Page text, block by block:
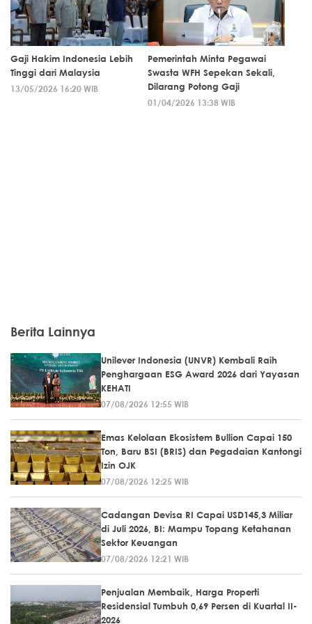
Gaji Hakim Indonesia Lebih
Tinggi dari Malaysia
13/05/2026 16:20 WIB
Pemerintah Minta Pegawai
Swasta WFH Sepekan Sekali,
Dilarang Potong Gaji
01/04/2026 13:38 WIB
Berita Lainnya
Unilever Indonesia (UNVR) Kembali Raih
Penghargaan ESG Award 2026 dari Yayasan
KEHATI
07/08/2026 12:55 WIB
Emas Kelolaan Ekosistem Bullion Capai 150
Ton, Baru BSI (BRIS) dan Pegadaian Kantongi
Izin OJK
07/08/2026 12:25 WIB
Cadangan Devisa RI Capai USD145,3 Miliar
di Juli 2026, BI: Mampu Topang Ketahanan
Sektor Keuangan
07/08/2026 12:21 WIB
Penjualan Membaik, Harga Properti
Residensial Tumbuh 0,69 Persen di Kuartal II-
2026